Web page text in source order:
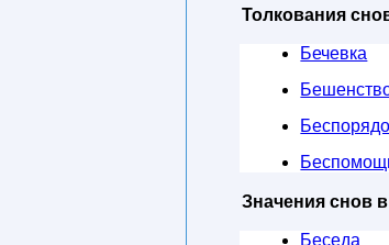
Толкования
Бечевка
Значения снов
Беседа